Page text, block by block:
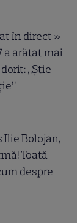
în direct »
a arătat mai
„Știe
Ilie Bolojan,
Toată
despre